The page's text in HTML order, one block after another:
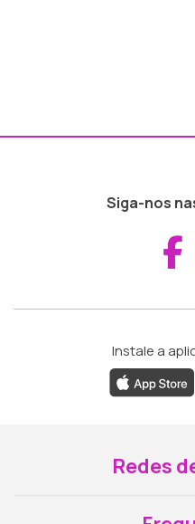
Siga-nos
Instale a
Redes